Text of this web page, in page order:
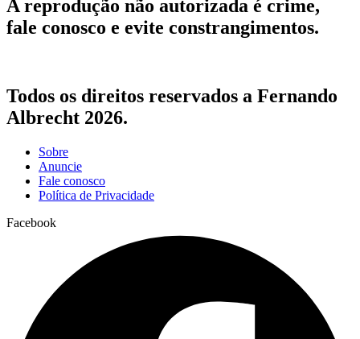
A reprodução não autorizada é crime,
fale conosco e evite constrangimentos.
Todos os direitos reservados a Fernando
Albrecht 2026.
Sobre
Anuncie
Fale conosco
Política de Privacidade
Facebook